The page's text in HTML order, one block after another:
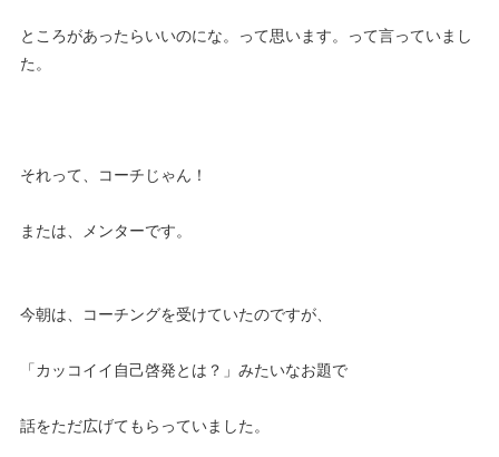
ところがあったらいいのにな。って思います。って言っていまし
た。
それって、コーチじゃん！
または、メンターです。
今朝は、コーチングを受けていたのですが、
「カッコイイ自己啓発とは？」みたいなお題で
話をただ広げてもらっていました。